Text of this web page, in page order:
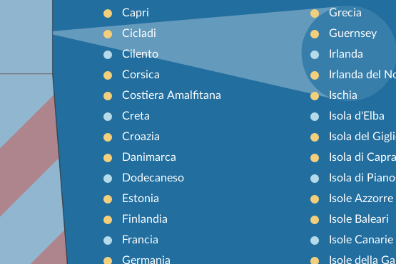
Capri
Cicladi
Cilento
Corsica
Costiera Amalfitana
Creta
Croazia
Danimarca
Dodecaneso
Estonia
Finlandia
Francia
Germania
Grecia
Guernsey
Irlanda
Irlanda del
Ischia
Isola d'Elba
Isola del
Isola di
Isola di
Isole Azzorre
Isole Baleari
Isole Canarie
Isole della